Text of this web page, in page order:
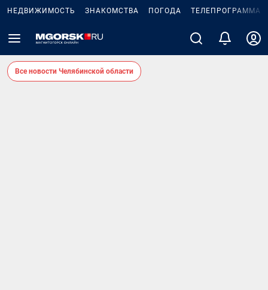
НЕДВИЖИМОСТЬ ЗНАКОМСТВА ПОГОДА ТЕЛЕПРОГРАММА
Все новости Челябинской области